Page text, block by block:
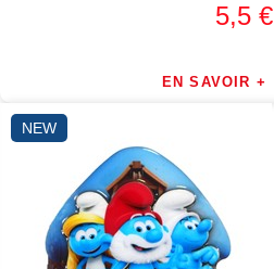
5,5 €
EN SAVOIR +
NEW